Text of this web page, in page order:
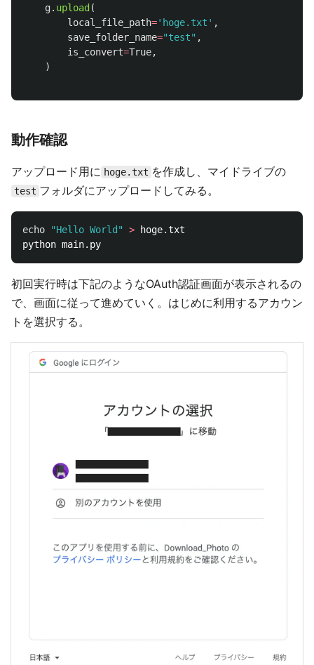
g. upload (
local_file_path=' hoge.txt ' ,
save_folder_name="test" ,
is_convert=True,
)
動作確認
アップロード用に hoge.txt を作成し、マイドライブの
test フォルダにアップロードしてみる。
echo "Hello World" > hoge.txt
初回実行時は下記のようなOAuth認証画面が表示されるの
で、画面に従って進めていく。はじめに利用するアカウン
トを選択する。